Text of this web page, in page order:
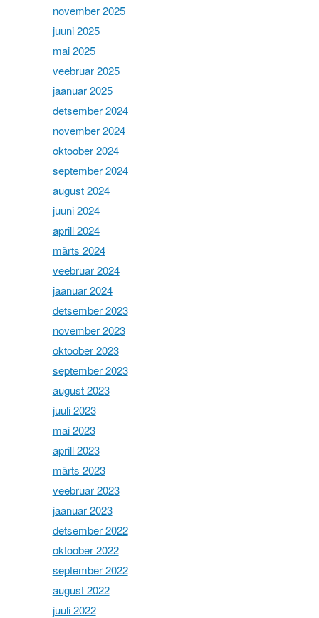
november 2025
juuni 2025
mai 2025
veebruar 2025
jaanuar 2025
detsember 2024
november 2024
oktoober 2024
september 2024
august 2024
juuni 2024
aprill 2024
märts 2024
veebruar 2024
jaanuar 2024
detsember 2023
november 2023
oktoober 2023
september 2023
august 2023
juuli 2023
mai 2023
aprill 2023
märts 2023
veebruar 2023
jaanuar 2023
detsember 2022
oktoober 2022
september 2022
august 2022
juuli 2022